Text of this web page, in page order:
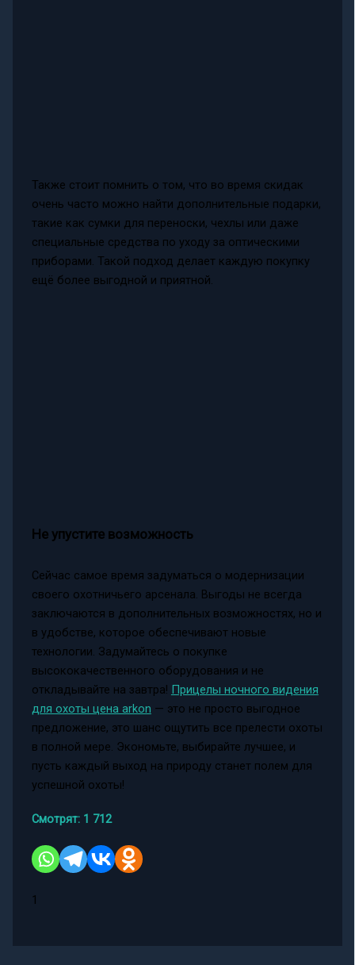
Также стоит помнить о том, что во время скидак
очень часто можно найти дополнительные подарки,
такие как сумки для переноски, чехлы или даже
специальные средства по уходу за оптическими
приборами. Такой подход делает каждую покупку
ещё более выгодной и приятной.
Не упустите возможность
Сейчас самое время задуматься о модернизации
своего охотничьего арсенала. Выгоды не всегда
заключаются в дополнительных возможностях, но и
в удобстве, которое обеспечивают новые
технологии. Задумайтесь о покупке
высококачественного оборудования и не
откладывайте на завтра! Прицелы ночного видения
для охоты цена arkon — это не просто выгодное
предложение, это шанс ощутить все прелести охоты
в полной мере. Экономьте, выбирайте лучшее, и
пусть каждый выход на природу станет полем для
успешной охоты!
Смотрят: 1 712
1